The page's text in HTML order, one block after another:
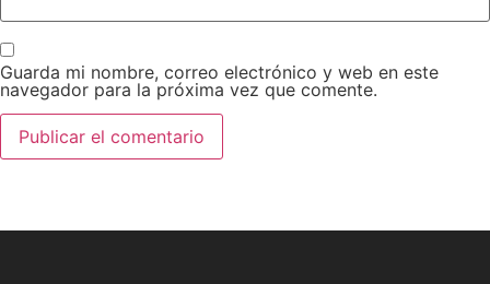
Guarda mi nombre, correo electrónico y web en este
navegador para la próxima vez que comente.